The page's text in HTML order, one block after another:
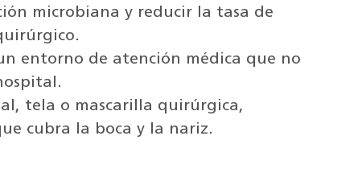
microbiana y reducir la tasa de
entorno de atención médica que no
tela o mascarilla quirúrgica,
cubra la boca y la nariz.